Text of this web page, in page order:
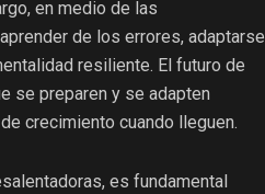
en medio de las
de los errores, adaptarse
resiliente. El futuro de
se preparen y se adapten
crecimiento cuando lleguen.
es fundamental